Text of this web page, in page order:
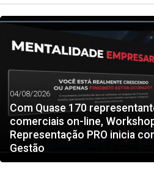
04/08/2026
Com Quase 170
comerciais on-line,
Representação PRO inicia
Gestão